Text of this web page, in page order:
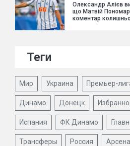
Олександр Алієв
що Матвій
коментар
Теги
Мир Украина Премьер-
Динамо Донецк
Испания ФК Динамо
Трансферы Россия